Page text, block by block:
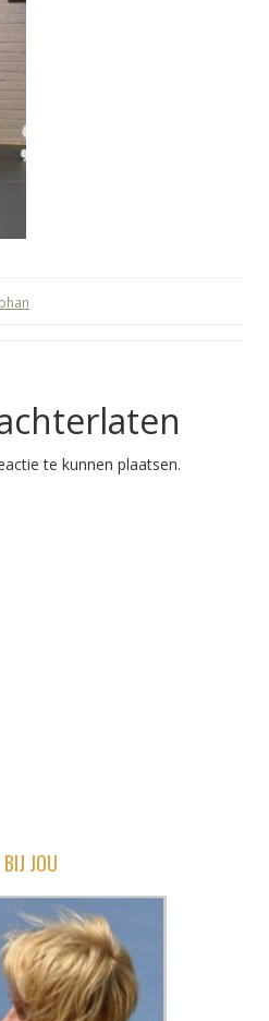
te kunnen plaatsen.
JOU